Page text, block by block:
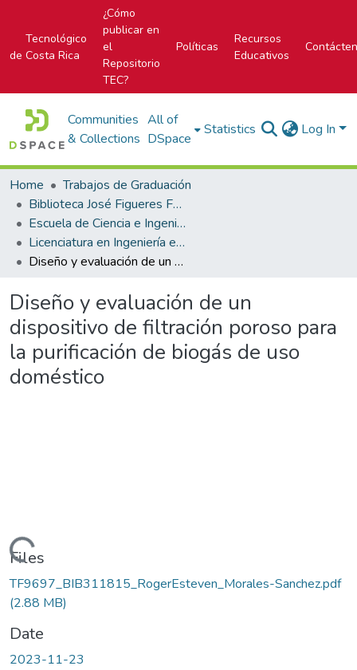
Tecnológico
de Costa Rica
¿Cómo
publicar en
el
Repositorio
TEC?
Políticas
Recursos
Educativos
Communities
& Collections
All of
DSpace
Statistics Log In
Home
Trabajos de Graduación
Biblioteca José Figueres Ferrer
Escuela de Ciencia e Ingeniería de los Materiales
Licenciatura en Ingeniería en Materiales
Diseño y evaluación de un dispositivo de filtración poroso para la purificación de biogás de uso doméstico
Diseño y evaluación de un
dispositivo de filtración poroso para
la purificación de biogás de uso
doméstico
Files
TF9697_BIB311815_RogerEsteven_Morales-Sanchez.pdf
(2.88 MB)
Date
2023-11-23